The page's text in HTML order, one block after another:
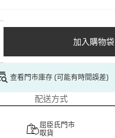
加入購物袋
查看門市庫存 (可能有時間誤差)
配送方式
屈臣氏門市
取貨